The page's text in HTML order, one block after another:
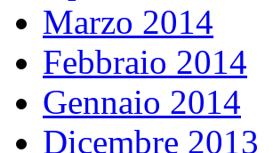
Marzo 2014
Febbraio 2014
Gennaio 2014
Dicembre 2013